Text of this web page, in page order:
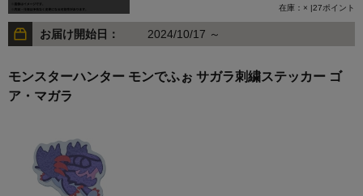
在庫：× |27ポイント
お届け開始日： 2024/10/17 ～
モンスターハンター モンでふぉ サガラ刺繍ステッカー ゴ
ア・マガラ